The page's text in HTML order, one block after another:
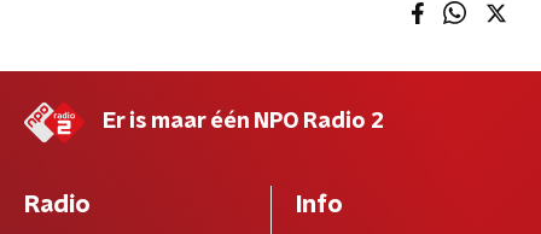
Er is maar één NPO Radio 2
Radio Info